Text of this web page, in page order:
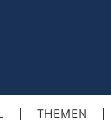
THEMEN